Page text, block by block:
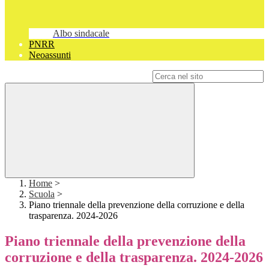
Albo sindacale
PNRR
Neoassunti
Home >
Scuola >
Piano triennale della prevenzione della corruzione e della
trasparenza. 2024-2026
Piano triennale della prevenzione della
corruzione e della trasparenza. 2024-2026